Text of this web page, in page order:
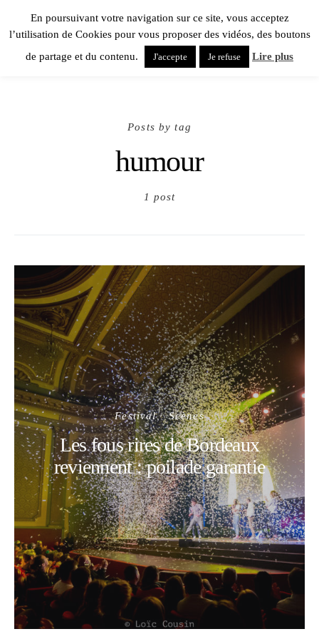
Posts by tag
humour
1 post
Festival Scènes
Les fous rires de Bordeaux
reviennent : poilade garantie
En poursuivant votre navigation sur ce site, vous acceptez
l’utilisation de Cookies pour vous proposer des vidéos, des boutons
de partage et du contenu.
J'accepte Je refuse Lire plus